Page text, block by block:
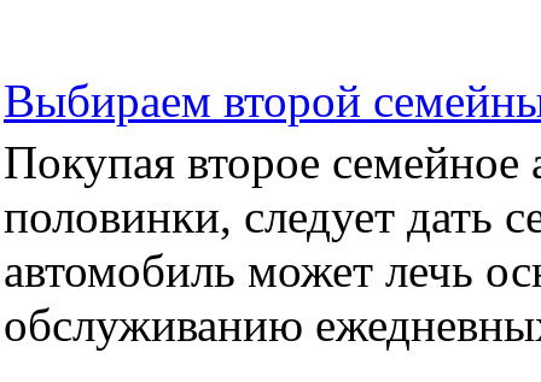
Выбираем второй
Покупая второе семейное
половинки, следует дать
автомобиль может лечь
обслуживанию